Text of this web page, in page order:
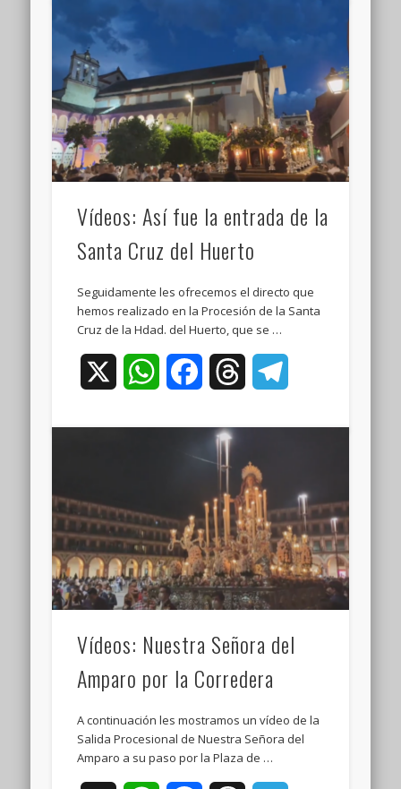
Vídeos: Así fue la entrada de la
Santa Cruz del Huerto
Seguidamente les ofrecemos el directo que
hemos realizado en la Procesión de la Santa
Cruz de la Hdad. del Huerto, que se …
WhatsAppFacebookThreads
Vídeos: Nuestra Señora del
Amparo por la Corredera
A continuación les mostramos un vídeo de la
Salida Procesional de Nuestra Señora del
Amparo a su paso por la Plaza de …